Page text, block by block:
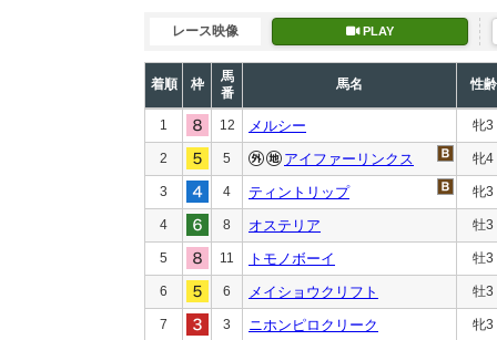
レース映像 PLAY
着順 枠
馬
番
馬名 性齢
1 12 メルシー 牝3
2 5 アイファーリンクス 牝4
3 4 ティントリップ 牝3
4 8 オステリア 牡3
5 11 トモノボーイ 牡3
6 6 メイショウクリフト 牡3
7 3 ニホンピロクリーク 牝3